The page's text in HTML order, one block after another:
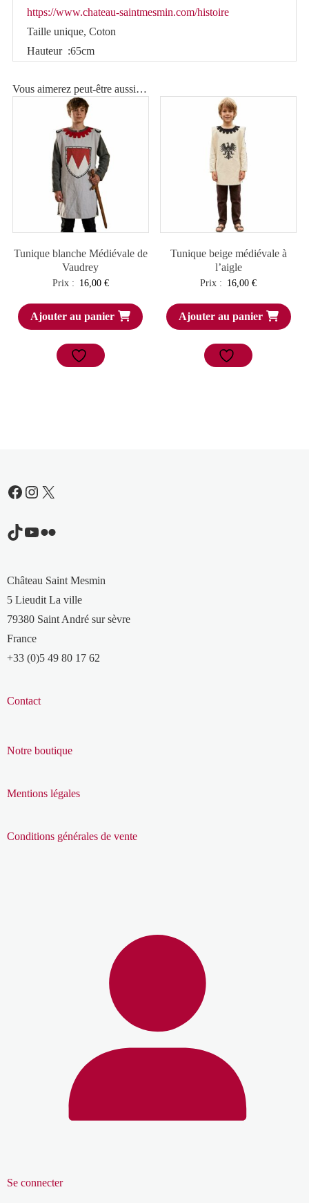
https://www.chateau-saintmesmin.com/histoire
Taille unique, Coton
Hauteur :65cm
Vous aimerez peut-être aussi…
Tunique blanche Médiévale de
Vaudrey
Prix : 16,00 €
Ajouter au panier
Tunique beige médiévale à
l’aigle
Prix : 16,00€
Ajouter au panier
Facebook
Instagram
X
TikTok
YouTube
Flickr
Château Saint Mesmin
5 Lieudit La ville
79380 Saint André sur sèvre
France
+33 (0)5 49 80 17 62
Contact
Notre boutique
Mentions légales
Conditions générales de vente
Se connecter